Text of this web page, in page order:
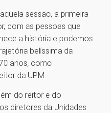
sessão, a primeira
com as pessoas que
a história e podemos
belíssima da
anos, como
da UPM.
do reitor e do
diretores da Unidades